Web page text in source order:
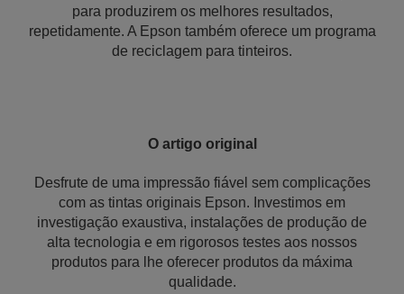
para produzirem os melhores resultados,
repetidamente. A Epson também oferece um programa
de reciclagem para tinteiros.
O artigo original
Desfrute de uma impressão fiável sem complicações
com as tintas originais Epson. Investimos em
investigação exaustiva, instalações de produção de
alta tecnologia e em rigorosos testes aos nossos
produtos para lhe oferecer produtos da máxima
qualidade.